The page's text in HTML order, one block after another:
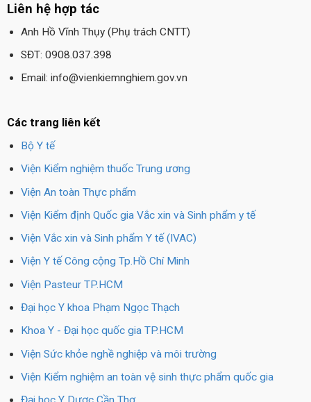
Liên hệ hợp tác
Anh Hồ Vĩnh Thụy (Phụ trách CNTT)
SĐT: 0908.037.398
Email: info@vienkiemnghiem.gov.vn
Các trang liên kết
Bộ Y tế
Viện Kiểm nghiệm thuốc Trung ương
Viện An toàn Thực phẩm
Viện Kiểm định Quốc gia Vắc xin và Sinh phẩm y tế
Viện Vắc xin và Sinh phẩm Y tế (IVAC)
Viện Y tế Công cộng Tp.Hồ Chí Minh
Viện Pasteur TP.HCM
Đại học Y khoa Phạm Ngọc Thạch
Khoa Y - Đại học quốc gia TP.HCM
Viện Sức khỏe nghề nghiệp và môi trường
Viện Kiểm nghiệm an toàn vệ sinh thực phẩm quốc gia